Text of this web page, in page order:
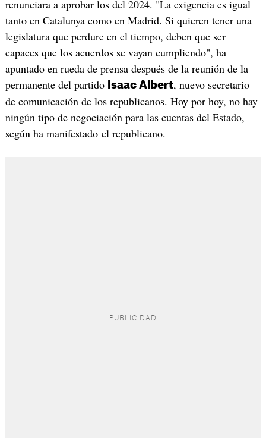
renunciara a aprobar los del 2024. "La exigencia es igual
tanto en Catalunya como en Madrid. Si quieren tener una
legislatura que perdure en el tiempo, deben que ser
capaces que los acuerdos se vayan cumpliendo", ha
apuntado en rueda de prensa después de la reunión de la
permanente del partido
Isaac Albert, nuevo secretario
de comunicación de los republicanos. Hoy por hoy, no hay
ningún tipo de negociación para las cuentas del Estado,
según ha manifestado el republicano.